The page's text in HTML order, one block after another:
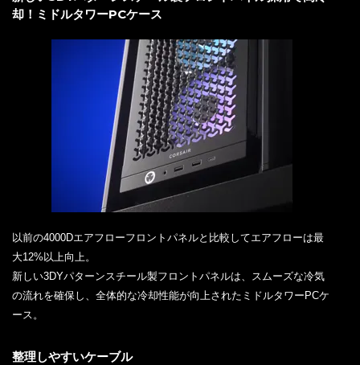
却！ミドルタワーPCケース
以前の4000Dエアフローフロントパネルと比較してエアフローは最
大12%以上向上。
新しい3DYパターンスチール製フロントパネルは、スムーズな冷気
の流れを確保し、全体的な冷却性能が向上されたミドルタワーPCケ
ース。
整理しやすいケーブル